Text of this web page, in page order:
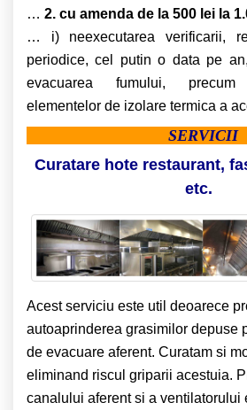
… 2. cu amenda de la 500 lei la
… i) neexecutarea verificarii,
periodice, cel putin o data pe
evacuarea fumului,
elementelor de izolare termica a
SERVICII
Curatare hote restaurant,
etc.
Acest serviciu este util deoarece
autoaprinderea grasimilor depuse
de evacuare aferent. Curatam si
eliminand riscul griparii acestuia.
canalului aferent si a ventilatorului